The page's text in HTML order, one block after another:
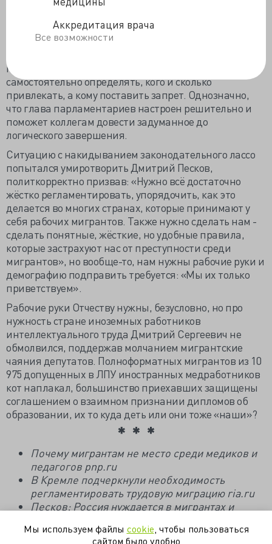
Аккредитация врача
Все возможности
номенклатурных. Новый перечень парламентарии
сами проконтролируют, а также под руководством
практику регионов, которым дано право
самостоятельно определять, кого и сколько
привлекать, а кому поставить запрет. Однозначно,
что глава парламентариев настроен решительно и
поможет коллегам довести задуманное до
логического завершения.
Ситуацию с накидыванием законодательного лассо
попытался умиротворить Дмитрий Песков,
политкорректно призвав: «Нужно всё достаточно
жёстко регламентировать, упорядочить, как это
делается во многих странах, которые принимают у
себя рабочих мигрантов. Также нужно сделать нам -
сделать понятные, жёсткие, но удобные правила,
которые застрахуют нас от преступности среди
мигрантов», но вообще-то, нам нужны рабочие руки и
демографию подправить требуется: «Мы их только
приветствуем».
Рабочие руки Отчеству нужны, безусловно, но про
нужность стране иноземных работников
интеллектуального труда Дмитрий Сергеевич не
обмолвился, поддержав молчанием мигрантские
чаяния депутатов. Полноформатных мигрантов из 10
975 допущенных в ЛПУ иностранных медработников
кот наплакал, большинство приехавших защищены
соглашением о взаимном признании дипломов об
образовании, их то куда деть или они тоже «наши»?
Почему мигрантам не место среди медиков и
педагогов pnp.ru
В Кремле подчеркнули необходимость
регламентировать трудовую миграцию ria.ru
Песков: Россия нуждается в мигрантах и
Мы используем файлы cookie , чтобы пользоваться
сайтом было удобно